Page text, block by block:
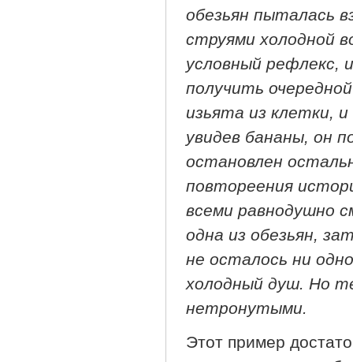
обезьян пыталась
струями холодной
условный рефлекс,
получить
изьята из клетки,
увидев бананы, он
остановлен
повтореения
всеми равнодушно
одна из обезьян,
не осталось ни
холодный душ. Но
нетронутыми.
Этот пример